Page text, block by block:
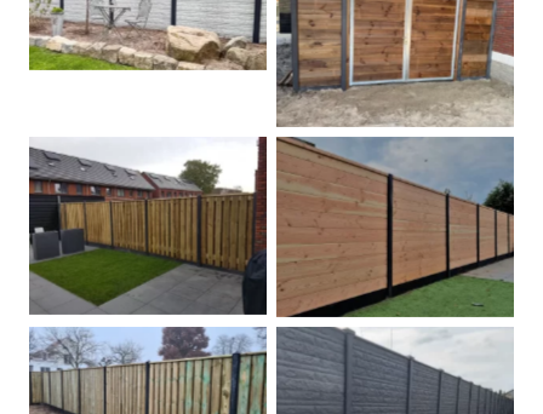
Betonschutting
Dubbele poort
Betonpalen schutting Douglas
Hout beton schuttingen Rots motief antraciet